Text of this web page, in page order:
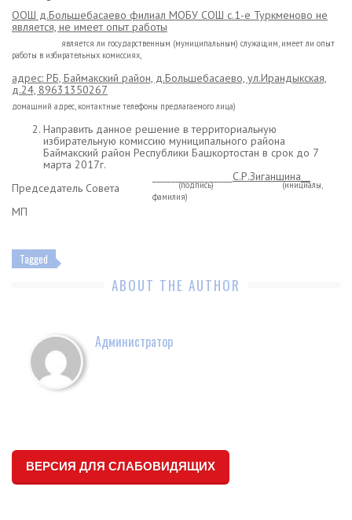
ООШ д.Большебасаево филиал МОБУ СОШ с.1-е Туркменово не
является, не имеет опыт работы
является ли государственным (муниципальным) служащим, имеет ли опыт
работы в избирательных комиссиях,
адрес: РБ, Баймакский район, д.Большебасаево, ул.Ирандыкская,
д.24, 89631350267
домашний адрес, контактные телефоны предлагаемого лица)
Направить данное решение в территориальную
избирательную комиссию муниципального района
Баймакский район Республики Башкортостан в срок до 7
марта 2017г.
Председатель Совета
С.Р.Зиганшина__
(подпись) (инициалы,
фамилия)
МП
Tagged
ABOUT THE AUTHOR
Администратор
ВЕРСИЯ ДЛЯ СЛАБОВИДЯЩИХ